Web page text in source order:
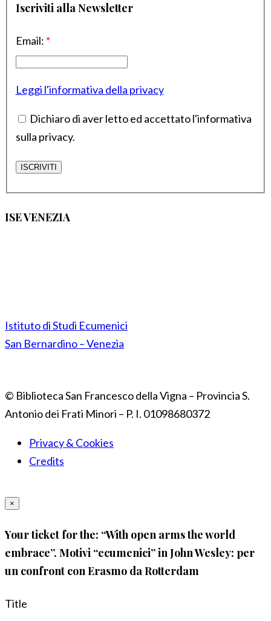
Iscriviti alla Newsletter
Email: *
Leggi l'informativa della privacy
Dichiaro di aver letto ed accettato l'informativa
sulla privacy.
ISE VENEZIA
Istituto di Studi Ecumenici
San Bernardino – Venezia
© Biblioteca San Francesco della Vigna – Provincia S.
Antonio dei Frati Minori – P. I. 01098680372
Privacy & Cookies
Credits
×
Your ticket for the: “With open arms the world
embrace”. Motivi “ecumenici” in John Wesley: per
un confront con Erasmo da Rotterdam
Title